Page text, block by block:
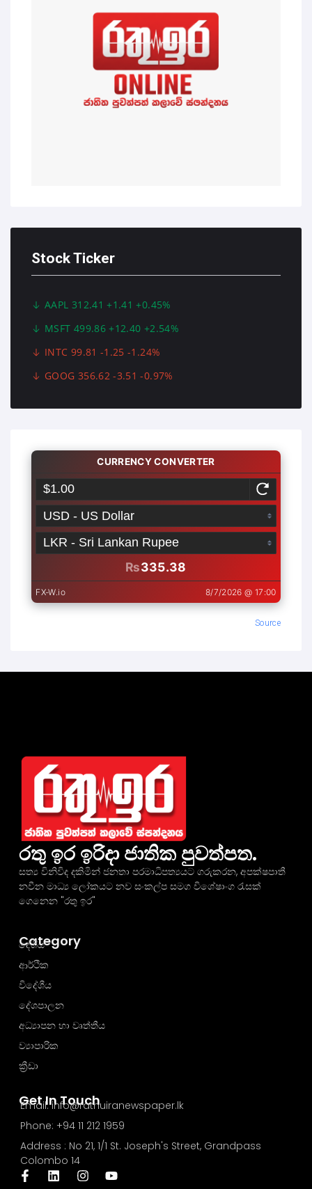
Stock Ticker
AAPL 312.41 +1.41 +0.45%
MSFT 499.86 +12.40 +2.54%
INTC 99.81 -1.25 -1.24%
GOOG 356.62 -3.51 -0.97%
Source
රතු ඉර ඉරිදා ජාතික පුවත්පත.
සත්‍ය විනිවිද දකිමින් ජනතා පරමාධිපත්‍යයට ගරුකරන, අපක්ෂපාතී
නවීන මාධ්‍ය ලෝකයට නව සංකල්ප සමග විශේෂාංග රැසක්
ගෙනෙන "රතු ඉර"
Get In Touch
Email: info@rathuiranewspaper.lk
Phone: +94 11 212 1959
Address : No 21, 1/1 St. Joseph's Street, Grandpass
Colombo 14
Category
දේශීය
ආර්ථික
විදේශීය
දේශපාලන
අධ්‍යාපන හා වෘත්තීය
ව්‍යාපාරික
ක්‍රීඩා